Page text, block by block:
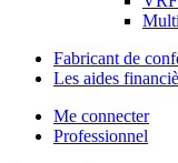
Fabricant de
Les aides
Me connecter
Professionnel